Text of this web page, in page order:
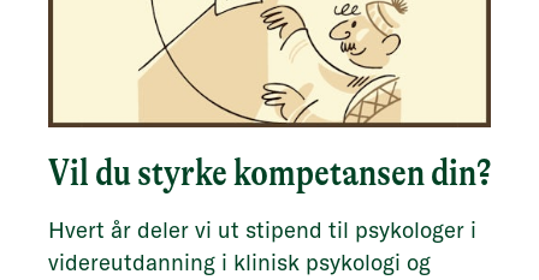
Vil du styrke kompetansen din?
Hvert år deler vi ut stipend til psykologer i
videreutdanning i klinisk psykologi og